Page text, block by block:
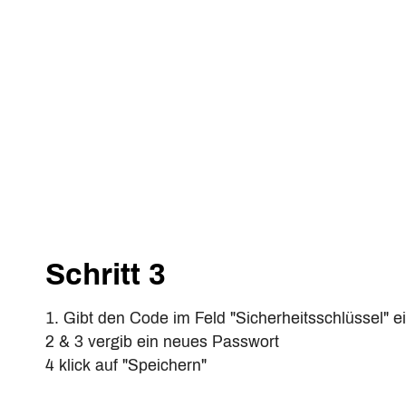
Schritt 3
1. Gibt den Code im Feld "Sicherheitsschlüssel"
2 & 3 vergib ein neues Passwort
4 klick auf "Speichern"